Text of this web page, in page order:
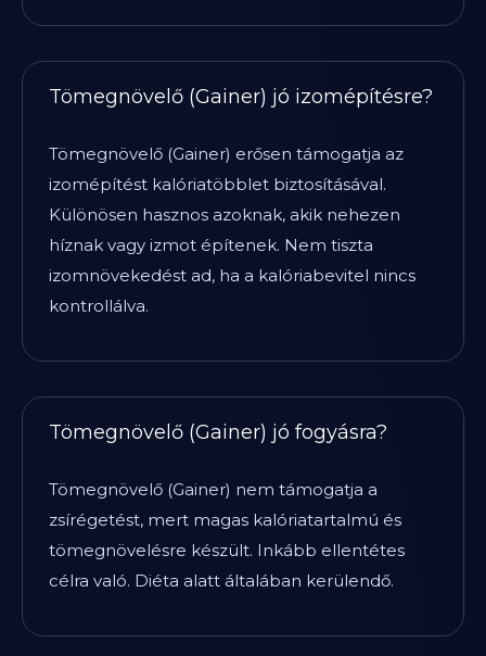
Tömegnövelő (Gainer) jó izomépítésre?
Tömegnövelő (Gainer) erősen támogatja az
izomépítést kalóriatöbblet biztosításával.
Különösen hasznos azoknak, akik nehezen
híznak vagy izmot építenek. Nem tiszta
izomnövekedést ad, ha a kalóriabevitel nincs
kontrollálva.
Tömegnövelő (Gainer) jó fogyásra?
Tömegnövelő (Gainer) nem támogatja a
zsírégetést, mert magas kalóriatartalmú és
tömegnövelésre készült. Inkább ellentétes
célra való. Diéta alatt általában kerülendő.